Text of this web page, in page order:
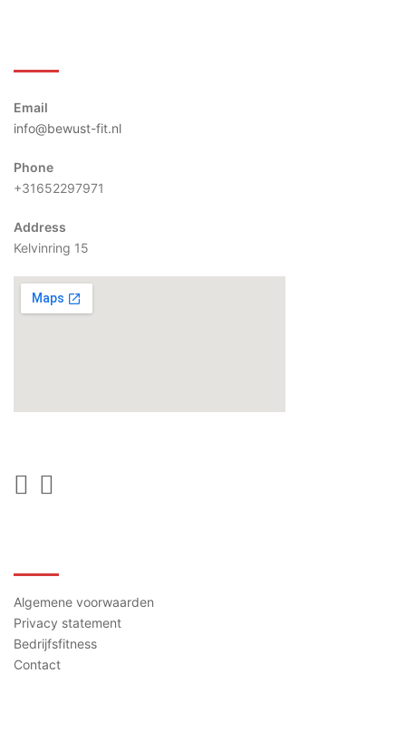
Email
info@bewust-fit.nl
Phone
+31652297971
Address
Kelvinring 15
Algemene voorwaarden
Privacy statement
Bedrijfsfitness
Contact